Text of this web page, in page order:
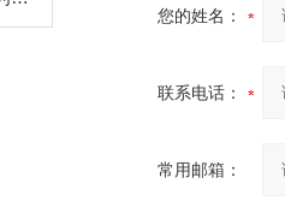
您的姓名：
联系电话：
常用邮箱：